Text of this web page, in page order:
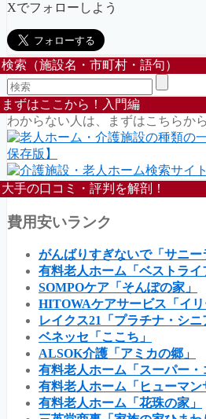
Xでフォローしよう
検索（施設名・市町村・語句）
まずはここから！入門編
わからない人は、まずはこちらから
大手の口コミ・評判を解剖！
費用安いランク
がんばりすぎないで「サニー
有料老人ホーム「ベストライ
SOMPOケア「そんぽの家」
HITOWAケアサービス「イリ
レイクス21「プラチナ・シニ
ベネッセ「ここち」
ALSOK介護「アミカの郷」
有料老人ホーム「スーパー・
有料老人ホーム「ヒューマン
有料老人ホーム「花珠の家」